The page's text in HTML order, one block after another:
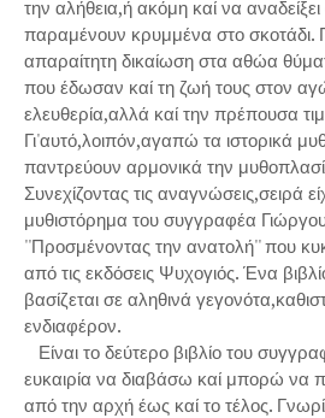
την αλήθεια,ή ακόμη καί να
παραμένουν κρυμμένα στο σκοτάδι.
απαραίτητη δικαίωση στα αθώα
που έδωσαν καί τη ζωή τους στον
ελευθερία,αλλά καί την πρέπουσα
Γι'αυτό,λοιπόν,αγαπώ τα ιστορικά
παντρεύουν αρμονικά την
Συνεχίζοντας τις αναγνώσεις,σειρά
μυθιστόρημα του συγγραφέα
''Προσμένοντας την ανατολή'' που
από τις εκδόσεις Ψυχογιός. Ένα
βασίζεται σε αληθινά
ενδιαφέρον.
Είναι το δεύτερο βιβλίο του
ευκαιρία να διαβάσω καί μπορώ
από την αρχή έως καί το τέλος.